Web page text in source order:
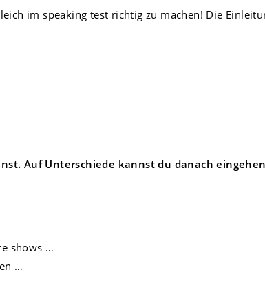
im speaking test richtig zu machen! Die
Auf Unterschiede kannst du danach
shows …
…